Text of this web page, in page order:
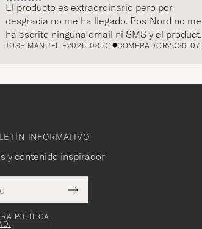
El producto es extraordinario pero por
desgracia no me ha llegado. PostNord no me
ha escrito ninguna email ni SMS y el producto
ha sido retornado a Care of Carl habiendo
Carl porque quiero tener en mi poder este
JOSE MANUEL F 2026-08-01 COMPRADOR2026-07-23
INFORMATIVO
y contenido inspirador
Submit
Newsletter
POLÍTICA